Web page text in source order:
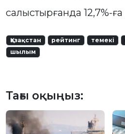
салыстырғанда 12,7%-
Қазақстан рейтинг темекі
шылым
Тағы оқыңыз: